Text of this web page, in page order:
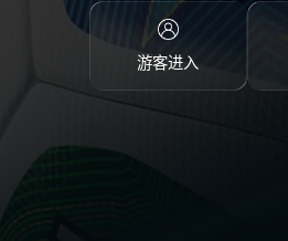
游客进入